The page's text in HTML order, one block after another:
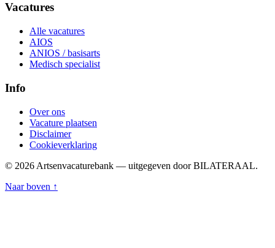
Vacatures
Alle vacatures
AIOS
ANIOS / basisarts
Medisch specialist
Info
Over ons
Vacature plaatsen
Disclaimer
Cookieverklaring
© 2026 Artsenvacaturebank — uitgegeven door BILATERAAL.
Naar boven ↑